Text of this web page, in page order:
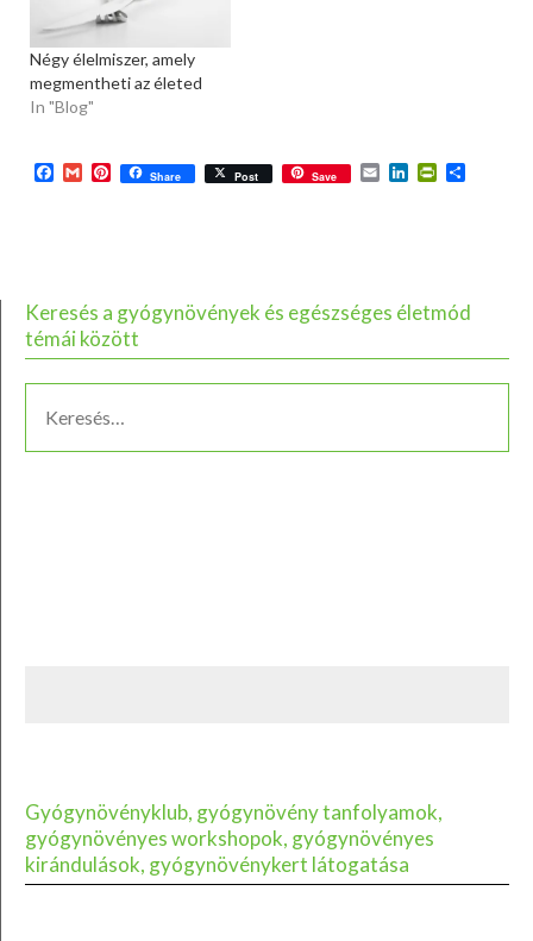
Négy élelmiszer, amely
megmentheti az életed
In "Blog"
Facebook
GmailPinterest
Share Post Save EmailLinkedIn
Keresés a gyógynövények és egészséges életmód
témái között
Gyógynövényklub, gyógynövény tanfolyamok,
gyógynövényes workshopok, gyógynövényes
kirándulások, gyógynövénykert látogatása